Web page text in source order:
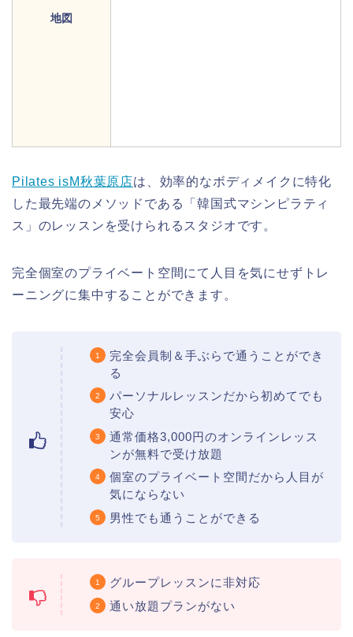
地図
Pilates isM秋葉原店は、効率的なボディメイクに特化
した最先端のメソッドである「韓国式マシンピラティ
ス」のレッスンを受けられるスタジオです。
完全個室のプライベート空間にて人目を気にせずトレ
ーニングに集中することができます。
完全会員制＆手ぶらで通うことができ
る
パーソナルレッスンだから初めてでも
安心
通常価格3,000円のオンラインレッス
ンが無料で受け放題
個室のプライベート空間だから人目が
気にならない
男性でも通うことができる
グループレッスンに非対応
通い放題プランがない